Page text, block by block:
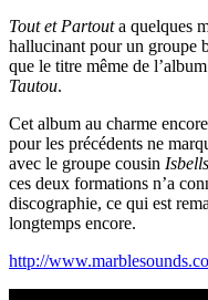
Tout et Partouta quelques
hallucinant pour un groupe
que le titre même de
Tautou.
Cet album au charme
pour les précédents ne
avec le groupe cousin Isbells
ces deux formations n’a
discographie, ce qui est
longtemps encore.
http://